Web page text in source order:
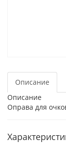
Описание
Описание
Оправа для